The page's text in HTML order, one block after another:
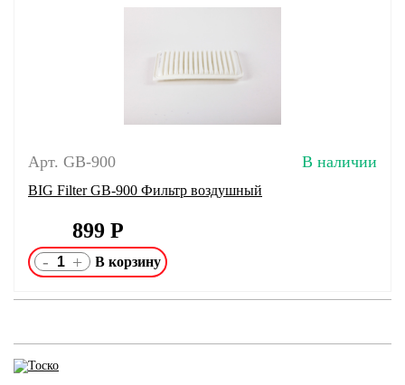
Арт. GB-900 В наличии
BIG Filter GB-900 Фильтр воздушный
899 Р
- +